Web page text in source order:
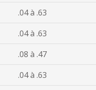
.04 à .63
.04 à .63
.08 à .47
.04 à .63